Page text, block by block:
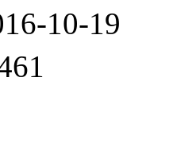
10-19